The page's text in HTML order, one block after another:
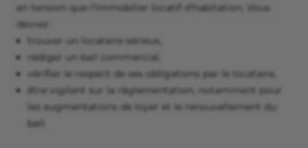
en tension que l’immobilier locatif d’habitation. Vous
devrez :
trouver un locataire sérieux,
rédiger un bail commercial,
vérifier le respect de ses obligations par le locataire,
être vigilant sur la réglementation, notamment pour
les augmentations de loyer et le renouvellement du
bail.